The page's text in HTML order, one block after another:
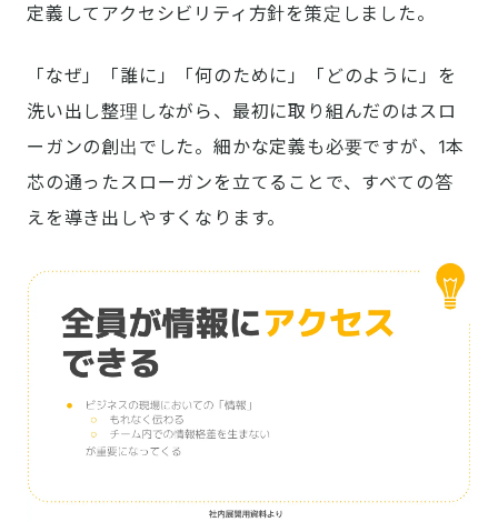
定義してアクセシビリティ方針を策定しました。
「なぜ」「誰に」「何のために」「どのように」を
洗い出し整理しながら、最初に取り組んだのはスロ
ーガンの創出でした。細かな定義も必要ですが、1本
芯の通ったスローガンを立てることで、すべての答
えを導き出しやすくなります。